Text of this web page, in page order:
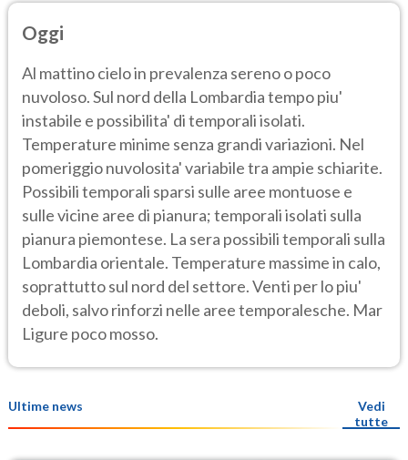
Oggi
Al mattino cielo in prevalenza sereno o poco
nuvoloso. Sul nord della Lombardia tempo piu'
instabile e possibilita' di temporali isolati.
Temperature minime senza grandi variazioni. Nel
pomeriggio nuvolosita' variabile tra ampie schiarite.
Possibili temporali sparsi sulle aree montuose e
sulle vicine aree di pianura; temporali isolati sulla
pianura piemontese. La sera possibili temporali sulla
Lombardia orientale. Temperature massime in calo,
soprattutto sul nord del settore. Venti per lo piu'
deboli, salvo rinforzi nelle aree temporalesche. Mar
Ligure poco mosso.
Ultime news
Vedi
tutte